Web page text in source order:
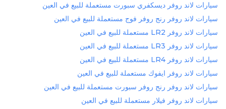
سيارات لاند روفر ديسكفري سبورت مستعملة للبيع في العين
سيارات لاند روفر رنج روفر فوج مستعملة للبيع في العين
سيارات لاند روفر LR2 مستعملة للبيع في العين
سيارات لاند روفر LR3 مستعملة للبيع في العين
سيارات لاند روفر LR4 مستعملة للبيع في العين
سيارات لاند روفر ايفوك مستعملة للبيع في العين
سيارات لاند روفر رنج روفر سبورت مستعملة للبيع في العين
سيارات لاند روفر فيلار مستعملة للبيع في العين